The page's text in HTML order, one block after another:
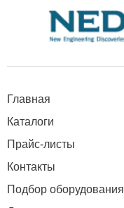
Главная
Каталоги
Прайс-листы
Контакты
Подбор оборудования